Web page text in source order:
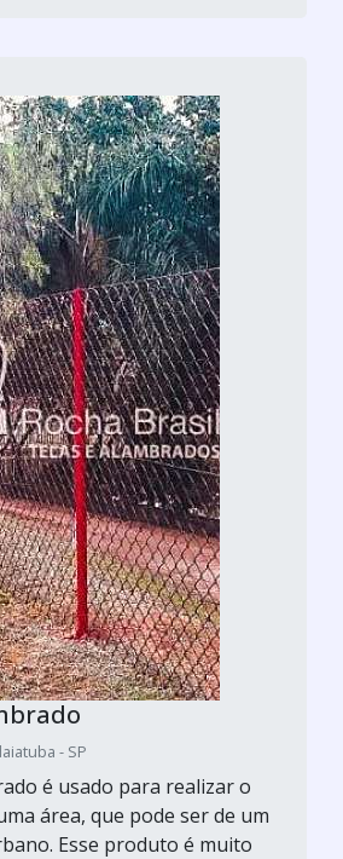
- SP
é usado para realizar o
área, que pode ser de um
Esse produto é muito